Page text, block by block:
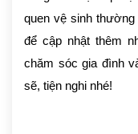
quen vệ sinh
để cập nhật thêm
chăm sóc gia đình
sẽ, tiện nghi nhé!